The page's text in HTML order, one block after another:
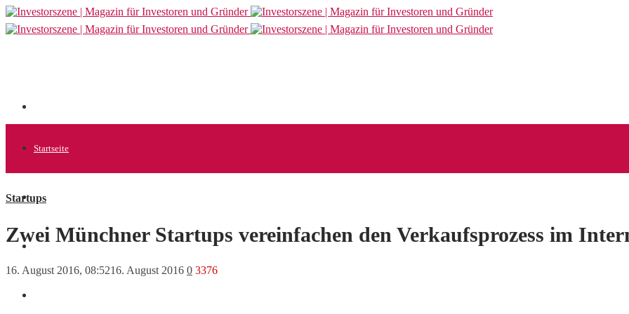
Startseite
Allgemein
Startups
Zwei Münchner Startups vereinfachen den Verkaufsprozess im
16. August 2016, 08:5216. August 2016 0 3376